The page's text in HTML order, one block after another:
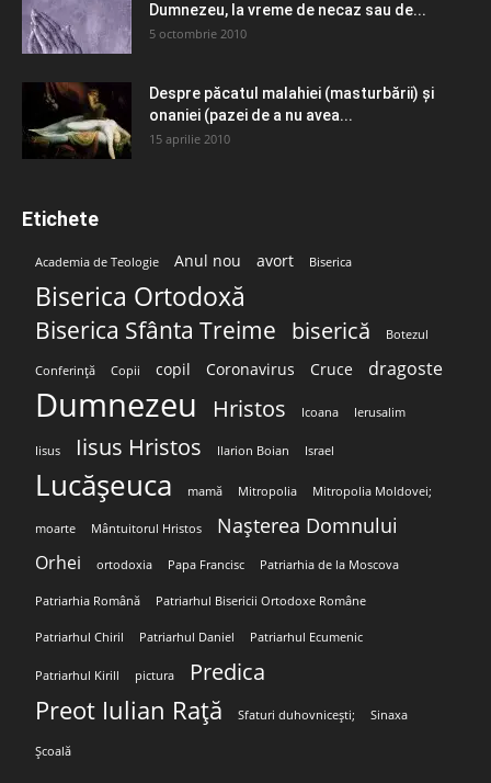
Dumnezeu, la vreme de necaz sau de...
5 octombrie 2010
Despre păcatul malahiei (masturbării) şi
onaniei (pazei de a nu avea...
15 aprilie 2010
Etichete
Academia de Teologie Anul nou avort Biserica
Biserica Ortodoxă
Biserica Sfânta Treime biserică Botezul
Conferință Copii copil Coronavirus Cruce dragoste
Dumnezeu Hristos Icoana Ierusalim
Iisus Iisus Hristos Ilarion Boian Israel
Lucășeuca mamă Mitropolia Mitropolia Moldovei;
moarte Mântuitorul Hristos Nașterea Domnului
Orhei ortodoxia Papa Francisc Patriarhia de la Moscova
Patriarhia Română Patriarhul Bisericii Ortodoxe Române
Patriarhul Chiril Patriarhul Daniel Patriarhul Ecumenic
Patriarhul Kirill pictura Predica
Preot Iulian Rață Sfaturi duhovnicești; Sinaxa
Școală